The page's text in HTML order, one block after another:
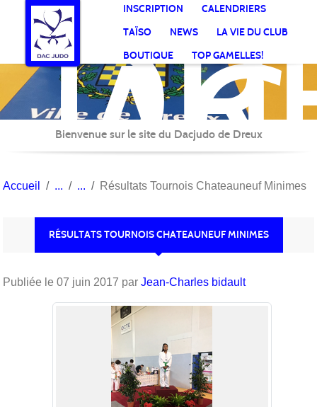
INSCRIPTION
CALENDRIERS
TAÏSO
NEWS
LA VIE DU CLUB
BOUTIQUE
TOP GAMELLES!
AC
Bienvenue sur le site du Dacjudo de Dreux
Accueil Résultats Tournois Chateauneuf Minimes
RÉSULTATS TOURNOIS CHATEAUNEUF MINIMES
Publiée le 07 juin 2017 par Jean-Charles bidault
Panneau de gestion des cookies